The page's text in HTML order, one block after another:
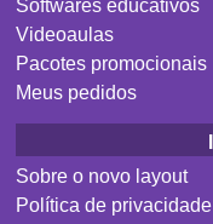
Softwares educativos
Videoaulas
Pacotes promocionais
Meus pedidos
Sobre o novo layout
Política de privacidade